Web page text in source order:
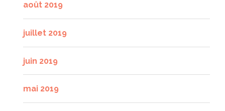
août 2019
juillet 2019
juin 2019
mai 2019